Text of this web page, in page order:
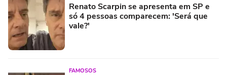
Renato Scarpin se apresenta em SP e
só 4 pessoas comparecem: 'Será que
vale?'
FAMOSOS